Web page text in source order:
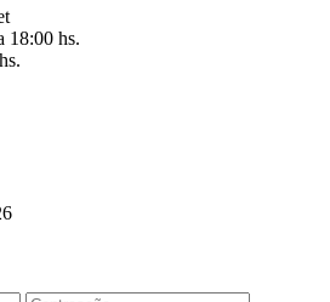
18:00 hs.